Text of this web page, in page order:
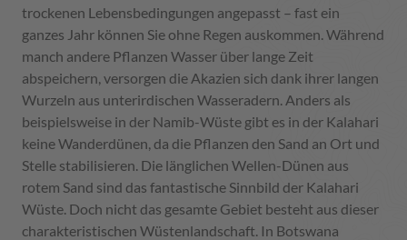
trockenen Lebensbedingungen angepasst – fast ein
ganzes Jahr können Sie ohne Regen auskommen. Während
manch andere Pflanzen Wasser über lange Zeit
abspeichern, versorgen die Akazien sich dank ihrer langen
Wurzeln aus unterirdischen Wasseradern. Anders als
beispielsweise in der Namib-Wüste gibt es in der Kalahari
keine Wanderdünen, da die Pflanzen den Sand an Ort und
Stelle stabilisieren. Die länglichen Wellen-Dünen aus
rotem Sand sind das fantastische Sinnbild der Kalahari
Wüste. Doch nicht das gesamte Gebiet besteht aus dieser
charakteristischen Wüstenlandschaft. In Botswana